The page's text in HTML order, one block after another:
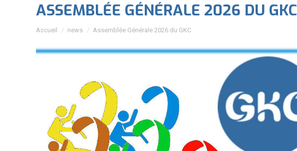
ASSEMBLÉE GÉNÉRALE 2026 DU GKC
Vous êtes ici :
Accueil news Assemblée Générale 2026 du GKC